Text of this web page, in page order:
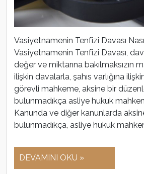
Vasiyetnamenin Tenfizi Davası
Vasiyetnamenin Tenfizi Davası,
değer ve miktarına bakılmaksızın
ilişkin davalarla, şahıs varlığına
görevli mahkeme, aksine bir
bulunmadıkça asliye hukuk
Kanunda ve diğer kanunlarda
bulunmadıkça, asliye hukuk
DEVAMINI OKU »